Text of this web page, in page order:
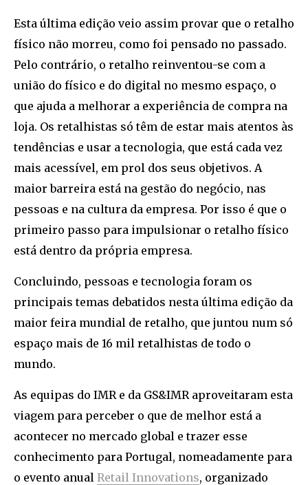
Esta última edição veio assim provar que o retalho
físico não morreu, como foi pensado no passado.
Pelo contrário, o retalho reinventou-se com a
união do físico e do digital no mesmo espaço, o
que ajuda a melhorar a experiência de compra na
loja. Os retalhistas só têm de estar mais atentos às
tendências e usar a tecnologia, que está cada vez
mais acessível, em prol dos seus objetivos. A
maior barreira está na gestão do negócio, nas
pessoas e na cultura da empresa. Por isso é que o
primeiro passo para impulsionar o retalho físico
está dentro da própria empresa.
Concluindo, pessoas e tecnologia foram os
principais temas debatidos nesta última edição da
maior feira mundial de retalho, que juntou num só
espaço mais de 16 mil retalhistas de todo o
mundo.
As equipas do IMR e da GS&IMR aproveitaram esta
viagem para perceber o que de melhor está a
acontecer no mercado global e trazer esse
conhecimento para Portugal, nomeadamente para
o evento anual Retail Innovations, organizado